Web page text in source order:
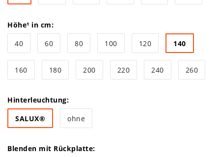
Höhe¹ in cm:
40
60 80 100 120 140
160 180 200 220 240 260
Hinterleuchtung:
SALUX®
ohne
Blenden mit Rückplatte: